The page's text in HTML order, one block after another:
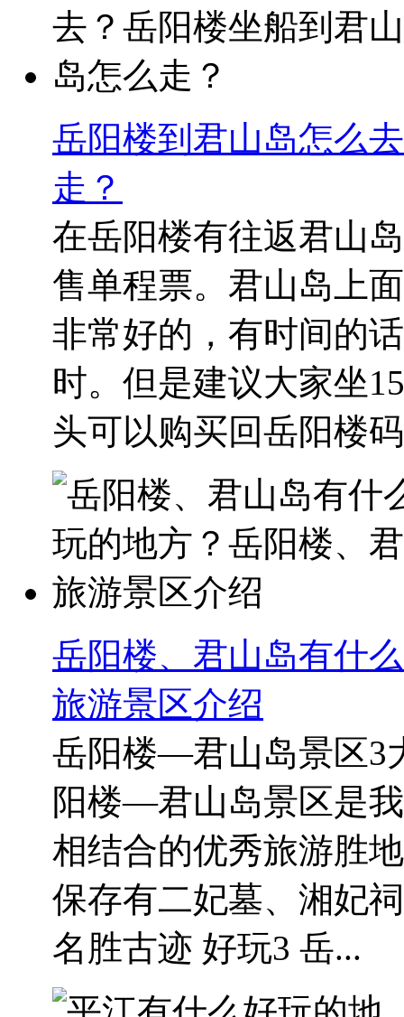
岳阳楼到君山岛怎么
走？
在岳阳楼有往返君山
售单程票。君山岛上
非常好的，有时间的
时。但是建议大家坐
头可以购买回岳阳楼
岳阳楼、君山岛有什
旅游景区介绍
岳阳楼—君山岛景区3
阳楼—君山岛景区是
相结合的优秀旅游胜
保存有二妃墓、湘妃
名胜古迹 好玩3 岳...